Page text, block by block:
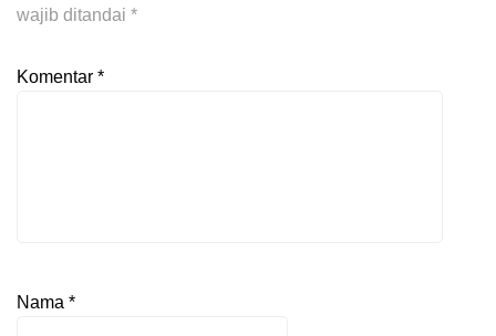
wajib ditandai *
Komentar *
Nama *